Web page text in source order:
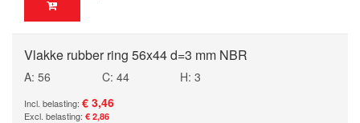
Vlakke rubber ring 56x44 d=3 mm NBR
A: 56 C: 44
H: 3
€ 3,46
€ 2,86